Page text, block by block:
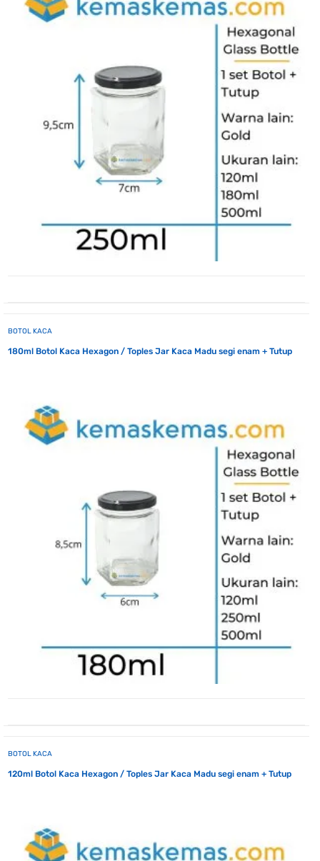
BOTOL KACA
180ml Botol Kaca Hexagon / Toples Jar Kaca Madu segi enam + Tutup
BOTOL KACA
120ml Botol Kaca Hexagon / Toples Jar Kaca Madu segi enam + Tutup